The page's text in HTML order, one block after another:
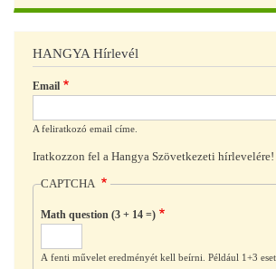
HANGYA Hírlevél
Email
A feliratkozó email címe.
Iratkozzon fel a Hangya Szövetkezeti hírlevelére!
CAPTCHA
Math question (3 + 14 =)
A fenti művelet eredményét kell beírni. Például 1+3